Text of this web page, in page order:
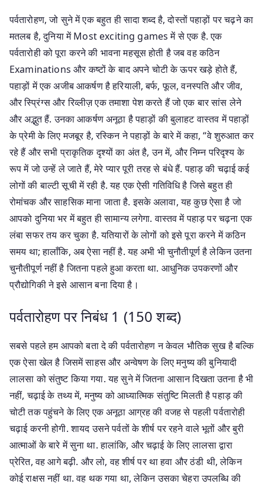
पर्वतारोहण, जो सुने में एक बहुत ही सादा शब्द है, दोस्तों पहाड़ों पर चढ़ने का
मतलब है, दुनिया में Most exciting games में से एक है. एक
पर्वतारोही को पूरा करने की भावना महसूस होती है जब वह कठिन
Examinations और कष्टों के बाद अपने चोटी के ऊपर खड़े होते हैं,
पहाड़ों में एक अजीब आकर्षण है हरियाली, बर्फ, फूल, वनस्पति और जीव,
और स्प्रिंग्स और रिव्लीज़ एक तमाशा पेश करते हैं जो एक बार सांस लेने
और अद्भुत हैं. उनका आकर्षण अनूठा है पहाड़ों की बुलाहट वास्तव में पहाड़ों
के प्रेमी के लिए मजबूर है, रस्किन ने पहाड़ों के बारे में कहा, “वे शुरुआत कर
रहे हैं और सभी प्राकृतिक दृश्यों का अंत है, उन में, और निम्न परिदृश्य के
रूप में जो उन्हें ले जाते हैं, मेरे प्यार पूरी तरह से बंधे हैं. पहाड़ की चढ़ाई कई
लोगों की बाल्टी सूची में रही है. यह एक ऐसी गतिविधि है जिसे बहुत ही
रोमांचक और साहसिक माना जाता है. इसके अलावा, यह कुछ ऐसा है जो
आपको दुनिया भर में बहुत ही सामान्य लगेगा. वास्तव में पहाड़ पर चढ़ना एक
लंबा सफर तय कर चुका है. यतियारों के लोगों को इसे पूरा करने में कठिन
समय था; हालाँकि, अब ऐसा नहीं है. यह अभी भी चुनौतीपूर्ण है लेकिन उतना
चुनौतीपूर्ण नहीं है जितना पहले हुआ करता था. आधुनिक उपकरणों और
प्रौद्योगिकी ने इसे आसान बना दिया है।
पर्वतारोहण पर निबंध 1 (150 शब्द)
सबसे पहले हम आपको बता दे की पर्वतारोहण न केवल भौतिक सुख है बल्कि
एक ऐसा खेल है जिसमें साहस और अन्वेषण के लिए मनुष्य की बुनियादी
लालसा को संतुष्ट किया गया. यह सुने में जितना आसान दिखता उतना है भी
नहीं, चढ़ाई के तथ्य में, मनुष्य को आध्यात्मिक संतुष्टि मिलती है पहाड़ की
चोटी तक पहुंचने के लिए एक अनूठा आग्रह की वजह से पहली पर्वतारोही
चढ़ाई करनी होगी. शायद उसने पर्वतों के शीर्ष पर रहने वाले भूतों और बुरी
आत्माओं के बारे में सुना था. हालांकि, और चढ़ाई के लिए लालसा द्वारा
प्रेरित, वह आगे बढ़ी. और लो, वह शीर्ष पर था हवा और ठंडी थी, लेकिन
कोई राक्षस नहीं था. वह थक गया था, लेकिन उसका चेहरा उपलब्धि की